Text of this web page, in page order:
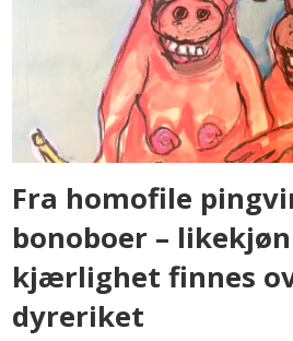
Fra homofile
bonoboer –
kjærlighet finnes
dyreriket